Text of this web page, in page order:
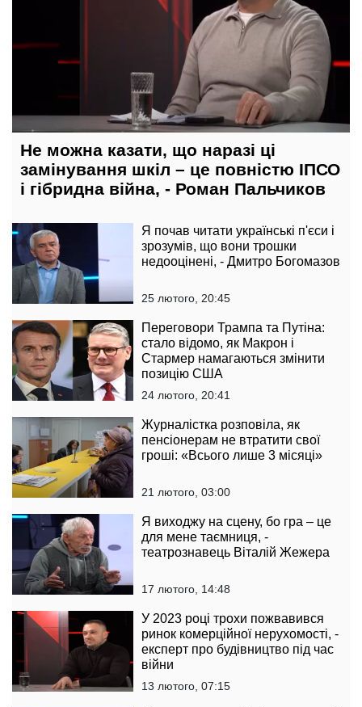
Не можна казати, що наразі ці
замінування шкіл – це повністю ІПСО
і гібридна війна, - Роман Пальчиков
Я почав читати українські п'єси і
зрозумів, що вони трошки
недооцінені, - Дмитро Богомазов
25 лютого, 20:45
Переговори Трампа та Путіна:
стало відомо, як Макрон і
Стармер намагаються змінити
позицію США
24 лютого, 20:41
Журналістка розповіла, як
пенсіонерам не втратити свої
гроші: «Всього лише 3 місяці»
21 лютого, 03:00
Я виходжу на сцену, бо гра – це
для мене таємниця, -
театрознавець Віталій Жежера
17 лютого, 14:48
У 2023 році трохи пожвавився
ринок комерційної нерухомості, -
експерт про будівництво під час
війни
13 лютого, 07:15